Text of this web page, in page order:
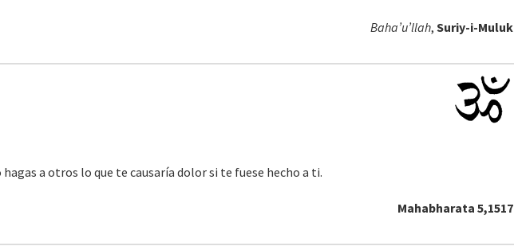
Baha’u’llah, Suriy-i-Muluk
hagas a otros lo que te causaría dolor si te fuese hecho a ti.
Mahabharata 5,1517